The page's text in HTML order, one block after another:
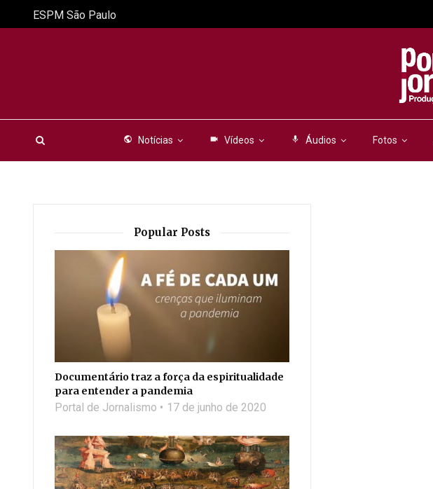
public Notícias videocam Vídeos mic Áudios Fotos
ESPM São Paulo
Popular Posts
Documentário traz a força da espiritualidade
para entender a pandemia
Portal de Jornalismo 17 de junho de 2020